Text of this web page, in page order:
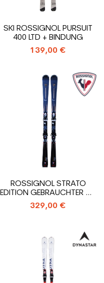
SKI ROSSIGNOL PURSUIT
400 LTD + BINDUNG
139,00 €
ROSSIGNOL STRATO
EDITION GEBRAUCHTER SKI
+ BINDUNGEN
329,00 €